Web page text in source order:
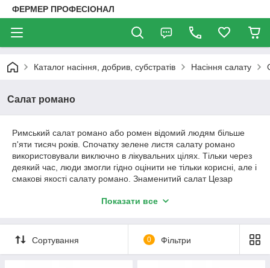
ФЕРМЕР ПРОФЕСІОНАЛ
Каталог насіння, добрив, субстратів Насіння салату
Салат романо
Римський салат романо або ромен відомий людям більше
п'яти тисяч років. Спочатку зелене листя салату романо
використовували виключно в лікувальних цілях. Тільки через
деякий час, люди змогли гідно оцінити не тільки корисні, але і
смакові якості салату романо. Знаменитий салат Цезар
Професіонали і гурмани стверджують, що тільки дана
відноситься до кочанным підвидах салату латук. Причому
качан салату романо відрізняється рихлістю зелених листя.
Показати все
Сортування 0 Фільтри